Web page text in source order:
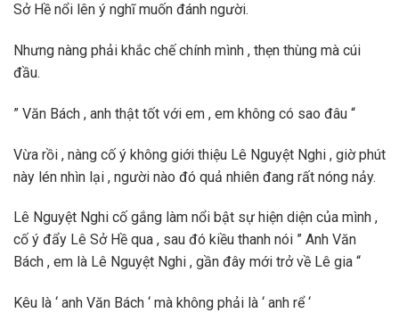
Sở Hề nổi lên ý nghĩ muốn đánh người.
Nhưng nàng phải khắc chế chính mình , thẹn thùng mà cúi
đầu.
” Văn Bách , anh thật tốt với em , em không có sao đâu “
Vừa rồi , nàng cố ý không giới thiệu Lê Nguyệt Nghi , giờ phút
này lén nhìn lại , người nào đó quả nhiên đang rất nóng nảy.
Lê Nguyệt Nghi cố gắng làm nổi bật sự hiện diện của mình ,
cố ý đẩy Lê Sở Hề qua , sau đó kiều thanh nói ” Anh Văn
Bách , em là Lê Nguyệt Nghi , gần đây mới trở về Lê gia “
Kêu là ‘ anh Văn Bách ‘ mà không phải là ‘ anh rể ‘